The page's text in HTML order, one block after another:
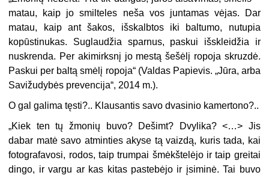
matau, kaip jo smilteles neša vos juntamas vėjas. Dar
matau, kaip ant šakos, išskalbtos iki baltumo, nutupia
kopūstinukas. Suglaudžia sparnus, paskui išskleidžia ir
nuskrenda. Per akimirksnį jo mestą šešėlį ropoja skruzdė.
Paskui per baltą smėlį ropoja“ (Valdas Papievis. „Jūra, arba
Savižudybės prevencija“, 2014 m.).
O gal galima tęsti?.. Klausantis savo dvasinio kamertono?..
„Kiek ten tų žmonių buvo? Dešimt? Dvylika? <…> Jis
dabar matė savo atminties akyse tą vaizdą, kuris tada, kai
fotografavosi, rodos, taip trumpai šmėkštelėjo ir taip greitai
dingo, ir vargu ar kas kitas pastebėjo ir įsiminė. Tai buvo